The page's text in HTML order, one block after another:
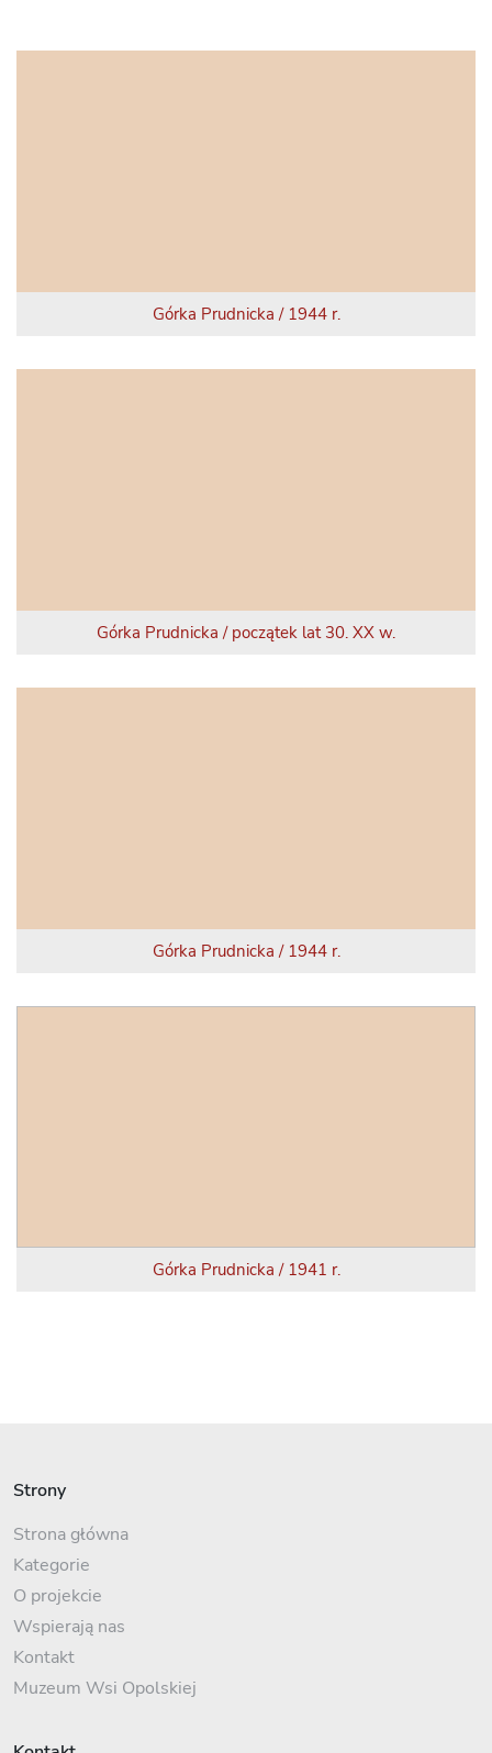
Górka Prudnicka / 1944 r.
Górka Prudnicka / początek lat 30. XX w.
Górka Prudnicka / 1944 r.
Górka Prudnicka / 1941 r.
Strony
Strona główna
Kategorie
O projekcie
Wspierają nas
Kontakt
Muzeum Wsi Opolskiej